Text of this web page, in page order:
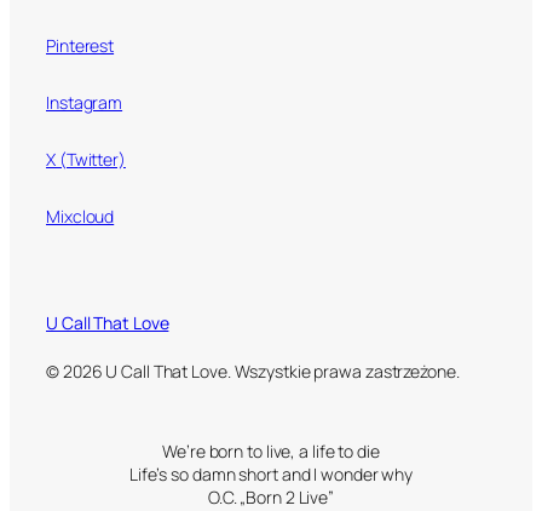
Pinterest
Instagram
X (Twitter)
Mixcloud
U Call That Love
© 2026 U Call That Love. Wszystkie prawa zastrzeżone.
We’re born to live, a life to die
Life’s so damn short and I wonder why
O.C. „Born 2 Live”